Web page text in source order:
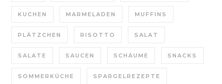
KUCHEN MARMELADEN MUFFINS
PLÄTZCHEN RISOTTO SALAT
SALATE SAUCEN SCHÄUME SNACKS
SOMMERKÜCHE SPARGELREZEPTE